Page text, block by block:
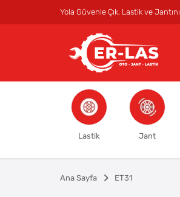
Yola Güvenle Çık, Lastik ve Jantını
Lastik Jant
Ana Sayfa ET31